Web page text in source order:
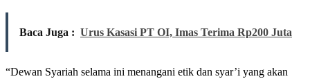
Baca Juga : Urus Kasasi PT OI, Imas Terima Rp200 Juta
“Dewan Syariah selama ini menangani etik dan syar’i yang akan